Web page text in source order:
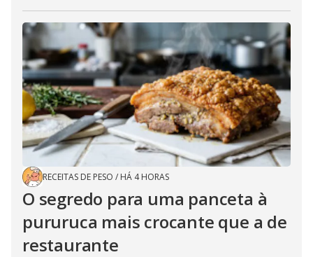
RECEITAS DE PESO / HÁ 4 HORAS
O segredo para uma panceta à
pururuca mais crocante que a de
restaurante